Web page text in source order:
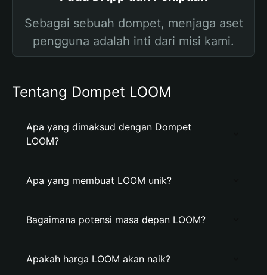
Sebagai sebuah dompet, menjaga aset
pengguna adalah inti dari misi kami.
Tentang Dompet LOOM
Apa yang dimaksud dengan Dompet
LOOM?
Apa yang membuat LOOM unik?
Bagaimana potensi masa depan LOOM?
Apakah harga LOOM akan naik?